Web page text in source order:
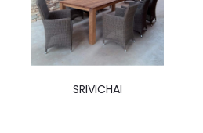
SRIVICHAI